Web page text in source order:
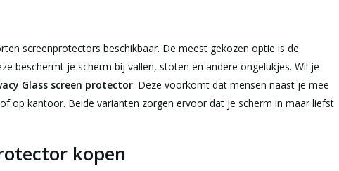
screenprotectors beschikbaar. De meest gekozen optie is de
beschermt je scherm bij vallen, stoten en andere ongelukjes. Wil je
Glass screen protector. Deze voorkomt dat mensen naast je mee
op kantoor. Beide varianten zorgen ervoor dat je scherm in maar liefst
kopen